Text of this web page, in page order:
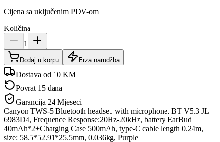
Cijena sa uključenim PDV-om
Količina
1
Dodaj u korpu Brza narudžba
Dostava od 10 KM
Povrat 15 dana
Garancija 24 Mjeseci
Canyon TWS-5 Bluetooth headset, with microphone, BT V5.3 JL
6983D4, Frequence Response:20Hz-20kHz, battery EarBud
40mAh*2+Charging Case 500mAh, type-C cable length 0.24m,
size: 58.5*52.91*25.5mm, 0.036kg, Purple